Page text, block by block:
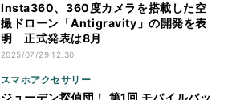
Insta360、360度カメラを搭載した空
撮ドローン「Antigravity」の開発を表
明 正式発表は8月
2025/07/29 12:30
スマホアクセサリー